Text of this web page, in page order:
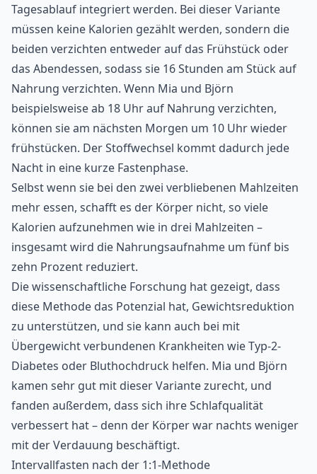
Tagesablauf integriert werden. Bei dieser Variante
müssen keine Kalorien gezählt werden, sondern die
beiden verzichten entweder auf das Frühstück oder
das Abendessen, sodass sie 16 Stunden am Stück auf
Nahrung verzichten. Wenn Mia und Björn
beispielsweise ab 18 Uhr auf Nahrung verzichten,
können sie am nächsten Morgen um 10 Uhr wieder
frühstücken. Der Stoffwechsel kommt dadurch jede
Nacht in eine kurze Fastenphase.
Selbst wenn sie bei den zwei verbliebenen Mahlzeiten
mehr essen, schafft es der Körper nicht, so viele
Kalorien aufzunehmen wie in drei Mahlzeiten –
insgesamt wird die Nahrungsaufnahme um fünf bis
zehn Prozent reduziert.
Die wissenschaftliche Forschung hat gezeigt, dass
diese Methode das Potenzial hat, Gewichtsreduktion
zu unterstützen, und sie kann auch bei mit
Übergewicht verbundenen Krankheiten wie Typ-2-
Diabetes oder Bluthochdruck helfen. Mia und Björn
kamen sehr gut mit dieser Variante zurecht, und
fanden außerdem, dass sich ihre Schlafqualität
verbessert hat – denn der Körper war nachts weniger
mit der Verdauung beschäftigt.
Intervallfasten nach der 1:1-Methode